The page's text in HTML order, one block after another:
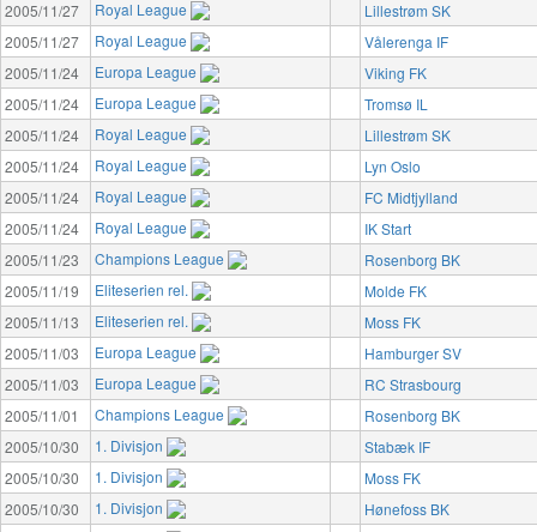
2005/11/27
Royal League
Lillestrøm SK
2005/11/27
Royal League
Vålerenga IF
2005/11/24
Europa League
Viking FK
2005/11/24
Europa League
Tromsø IL
2005/11/24
Royal League
Lillestrøm SK
2005/11/24
Royal League
Lyn Oslo
2005/11/24
Royal League
FC Midtjylland
2005/11/24
Royal League
IK Start
2005/11/23
Champions League
Rosenborg BK
2005/11/19
Eliteserien rel.
Molde FK
2005/11/13
Eliteserien rel.
Moss FK
2005/11/03
Europa League
Hamburger SV
2005/11/03
Europa League
RC Strasbourg
2005/11/01
Champions League
Rosenborg BK
2005/10/30
1. Divisjon
Stabæk IF
2005/10/30
1. Divisjon
Moss FK
2005/10/30
1. Divisjon
Hønefoss BK